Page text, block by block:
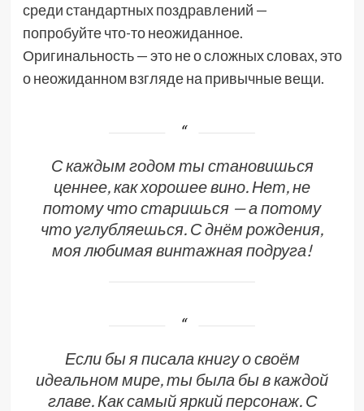
среди стандартных поздравлений —
попробуйте что-то неожиданное.
Оригинальность — это не о сложных словах, это
о неожиданном взгляде на привычные вещи.
С каждым годом ты становишься
ценнее, как хорошее вино. Нет, не
потому что старишься — а потому
что углубляешься. С днём рождения,
моя любимая винтажная подруга!
Если бы я писала книгу о своём
идеальном мире, ты была бы в каждой
главе. Как самый яркий персонаж. С